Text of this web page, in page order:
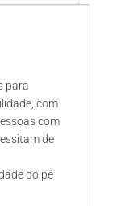
para
com
com
de
do pé